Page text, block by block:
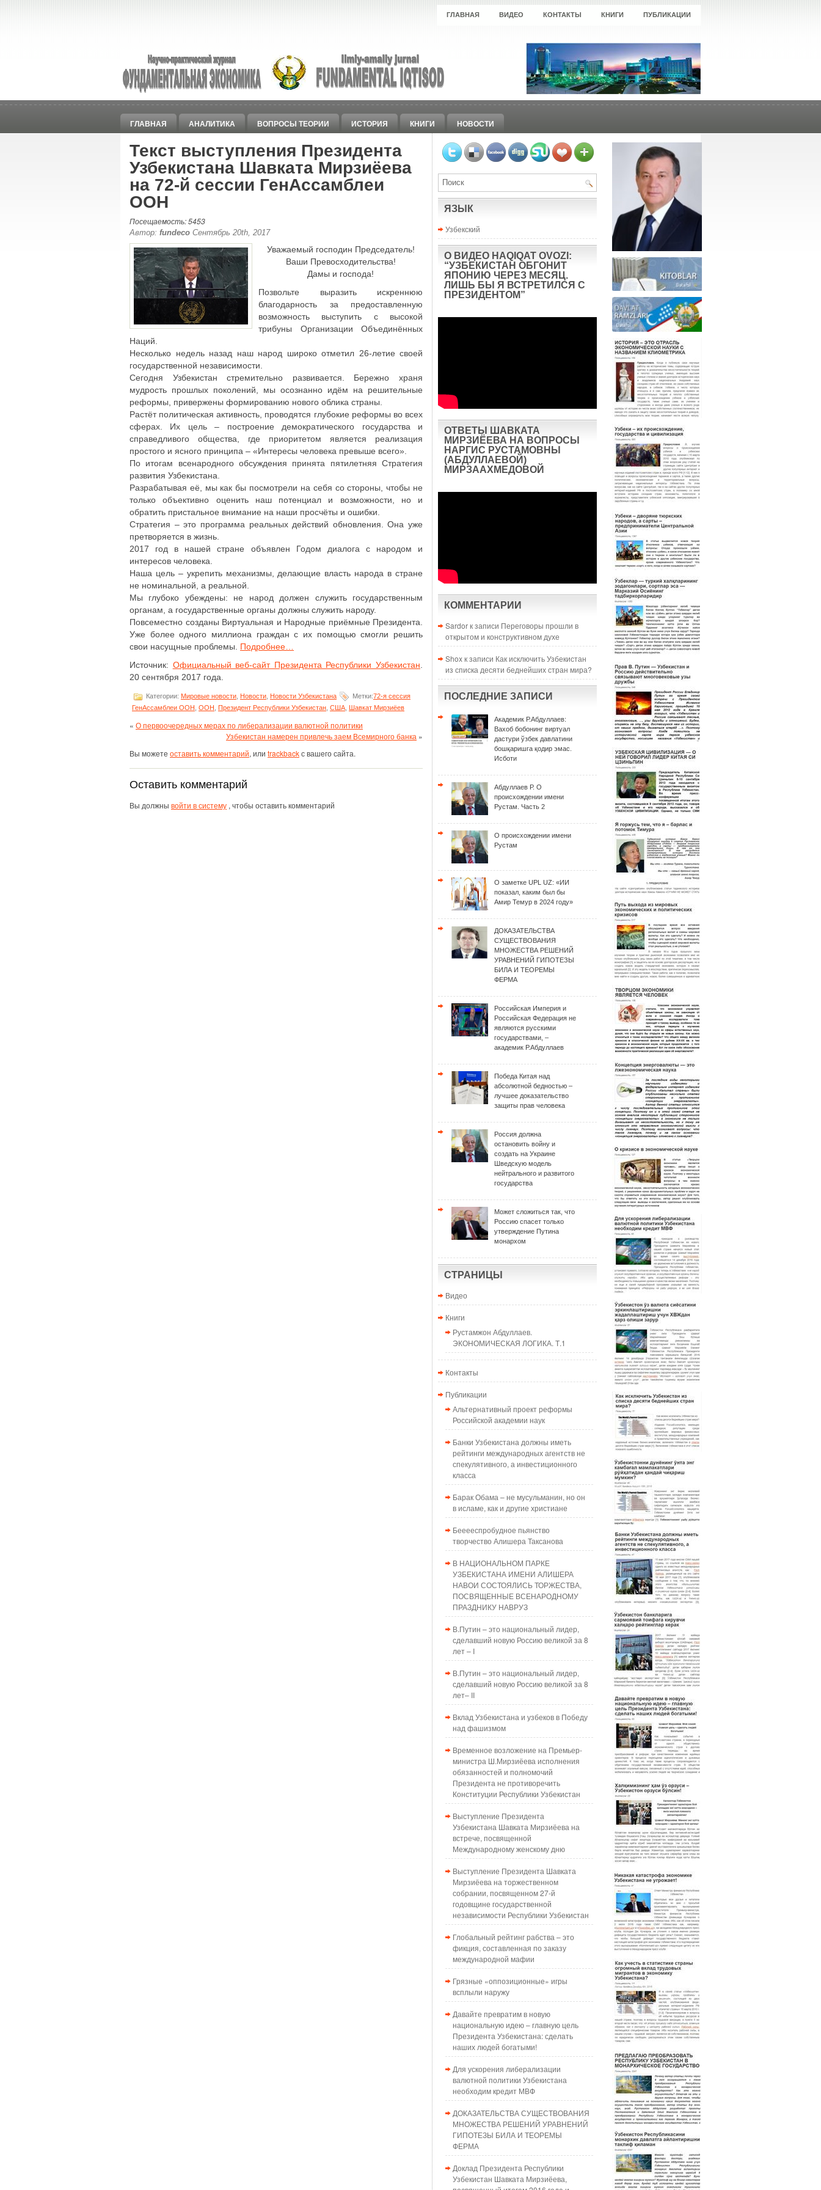
ГЛАВНАЯ ВИДЕО КОНТАКТЫ КНИГИ ПУБЛИКАЦИИ
ГЛАВНАЯ АНАЛИТИКА ВОПРОСЫ ТЕОРИИ ИСТОРИЯ КНИГИ НОВОСТИ
Текст выступления Президента
Узбекистана Шавката Мирзиёева
на 72-й сессии ГенАссамблеи
ООН
Посещаемость: 5453
Автор: fundeco Сентябрь 20th, 2017
Уважаемый господин Председатель!
Ваши Превосходительства!
Дамы и господа!
Позвольте выразить искреннюю
благодарность за предоставленную
возможность выступить с высокой
трибуны Организации Объединённых
Наций.
Несколько недель назад наш народ широко отметил 26-летие своей
государственной независимости.
Сегодня Узбекистан стремительно развивается. Бережно храня
мудрость прошлых поколений, мы осознанно идём на решительные
реформы, привержены формированию нового облика страны.
Растёт политическая активность, проводятся глубокие реформы во всех
сферах. Их цель – построение демократического государства и
справедливого общества, где приоритетом является реализация
простого и ясного принципа – «Интересы человека превыше всего».
По итогам всенародного обсуждения принята пятилетняя Стратегия
развития Узбекистана.
Разрабатывая её, мы как бы посмотрели на себя со стороны, чтобы не
только объективно оценить наш потенциал и возможности, но и
обратить пристальное внимание на наши просчёты и ошибки.
Стратегия – это программа реальных действий обновления. Она уже
претворяется в жизнь.
2017 год в нашей стране объявлен Годом диалога с народом и
интересов человека.
Наша цель – укрепить механизмы, делающие власть народа в стране
не номинальной, а реальной.
Мы глубоко убеждены: не народ должен служить государственным
органам, а государственные органы должны служить народу.
Повсеместно созданы Виртуальная и Народные приёмные Президента.
Уже более одного миллиона граждан с их помощью смогли решить
свои насущные проблемы. Подробнее…
Источник: Официальный веб-сайт Президента Республики Узбекистан
20 сентября 2017 года.
Категории: Мировые новости Новости Новости Узбекистана Метки:72-я сессия
ГенАссамблеи ООН ООН Президент Республики Узбекистан США Шавкат Мирзиёев
« О первоочередных мерах по либерализации валютной политики
Узбекистан намерен привлечь заем Всемирного банка »
Вы можете оставить комментарий, или trackbackс вашего сайта.
Оставить комментарий
Вы должны войти в систему , чтобы оставить комментарий
ЯЗЫК
Узбекский
О ВИДЕО HAQIQAT OVOZI:
“УЗБЕКИСТАН ОБГОНИТ
ЯПОНИЮ ЧЕРЕЗ МЕСЯЦ.
ЛИШЬ БЫ Я ВСТРЕТИЛСЯ С
ПРЕЗИДЕНТОМ”
ОТВЕТЫ ШАВКАТА
МИРЗИЁЕВА НА ВОПРОСЫ
НАРГИС РУСТАМОВНЫ
(АБДУЛЛАЕВОЙ)
МИРЗААХМЕДОВОЙ
КОММЕНТАРИИ
Sardor к записи Переговоры прошли в
открытом и конструктивном духе
Shox к записи Как исключить Узбекистан
из списка десяти беднейших стран мира?
ПОСЛЕДНИЕ ЗАПИСИ
Академик Р.Абдуллаев:
Вахоб бобонинг виртуал
дастури ўзбек давлатини
бошқаришга қодир эмас.
Исботи
Абдуллаев Р. О
происхождении имени
Рустам. Часть 2
О происхождении имени
Рустам
О заметке UPL UZ: «ИИ
показал, каким был бы
Амир Темур в 2024 году»
ДОКАЗАТЕЛЬСТВА
СУЩЕСТВОВАНИЯ
МНОЖЕСТВА РЕШЕНИЙ
УРАВНЕНИЙ ГИПОТЕЗЫ
БИЛА И ТЕОРЕМЫ
ФЕРМА
Российская Империя и
Российская Федерация не
являются русскими
государствами, –
академик Р.Абдуллаев
Победа Китая над
абсолютной бедностью –
лучшее доказательство
защиты прав человека
Россия должна
остановить войну и
создать на Украине
Шведскую модель
нейтрального и развитого
государства
Может сложиться так, что
Россию спасет только
утверждение Путина
монархом
СТРАНИЦЫ
Видео
Книги
Рустамжон Абдуллаев.
ЭКОНОМИЧЕСКАЯ ЛОГИКА. Т.1
Контакты
Публикации
Альтернативный проект реформы
Российской академии наук
Банки Узбекистана должны иметь
рейтинги международных агентств не
спекулятивного, а инвестиционного
класса
Барак Обама – не мусульманин, но он
в исламе, как и другие христиане
Бееееспробудное пьянство
творчество Алишера Таксанова
В НАЦИОНАЛЬНОМ ПАРКЕ
УЗБЕКИСТАНА ИМЕНИ АЛИШЕРА
НАВОИ СОСТОЯЛИСЬ ТОРЖЕСТВА,
ПОСВЯЩЕННЫЕ ВСЕНАРОДНОМУ
ПРАЗДНИКУ НАВРУЗ
В.Путин – это национальный лидер,
сделавший новую Россию великой за 8
лет – I
В.Путин – это национальный лидер,
сделавший новую Россию великой за 8
лет– II
Вклад Узбекистана и узбеков в Победу
над фашизмом
Временное возложение на Премьер-
министра Ш.Мирзиёева исполнения
обязанностей и полномочий
Президента не противоречить
Конституции Республики Узбекистан
Выступление Президента
Узбекистана Шавката Мирзиёева на
встрече, посвященной
Международному женскому дню
Выступление Президента Шавката
Мирзиёева на торжественном
собрании, посвященном 27-й
годовщине государственной
независимости Республики Узбекистан
Глобальный рейтинг рабства – это
фикция, составленная по заказу
международной мафии
Грязные «оппозиционные» игры
всплыли наружу
Давайте превратим в новую
национальную идею – главную цель
Президента Узбекистана: сделать
наших людей богатыми!
Для ускорения либерализации
валютной политики Узбекистана
необходим кредит МВФ
ДОКАЗАТЕЛЬСТВА СУЩЕСТВОВАНИЯ
МНОЖЕСТВА РЕШЕНИЙ УРАВНЕНИЙ
ГИПОТЕЗЫ БИЛА И ТЕОРЕМЫ
ФЕРМА
Доклад Президента Республики
Узбекистан Шавката Мирзиёева,